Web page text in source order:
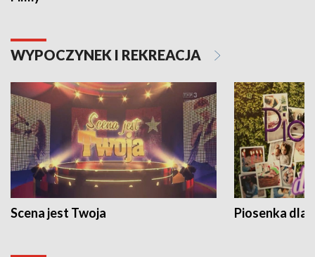
WYPOCZYNEK I REKREACJA
Scena jest Twoja Piosenka dla